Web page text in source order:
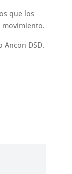
que los
movimiento.
DSD.